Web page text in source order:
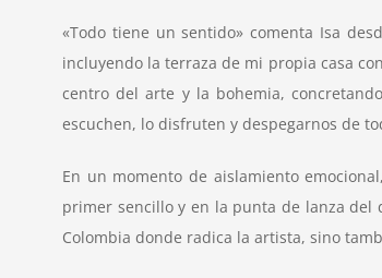
«Todo tiene un sentido» comenta Isa
incluyendo la terraza de mi propia casa
centro del arte y la bohemia,
escuchen, lo disfruten y despegarnos de
En un momento de aislamiento
primer sencillo y en la punta de lanza del
Colombia donde radica la artista, sino